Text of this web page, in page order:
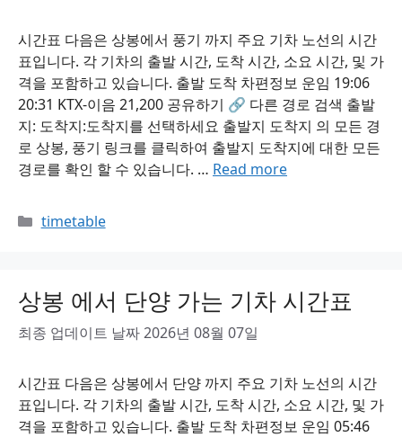
시간표 다음은 상봉에서 풍기 까지 주요 기차 노선의 시간
표입니다. 각 기차의 출발 시간, 도착 시간, 소요 시간, 및 가
격을 포함하고 있습니다. 출발 도착 차편정보 운임 19:06
20:31 KTX-이음 21,200 공유하기 🔗 다른 경로 검색 출발
지: 도착지:도착지를 선택하세요 출발지 도착지 의 모든 경
로 상봉, 풍기 링크를 클릭하여 출발지 도착지에 대한 모든
경로를 확인 할 수 있습니다. … Read more
Categories
timetable
상봉 에서 단양 가는 기차 시간표
최종 업데이트 날짜 2026년 08월 07일
시간표 다음은 상봉에서 단양 까지 주요 기차 노선의 시간
표입니다. 각 기차의 출발 시간, 도착 시간, 소요 시간, 및 가
격을 포함하고 있습니다. 출발 도착 차편정보 운임 05:46